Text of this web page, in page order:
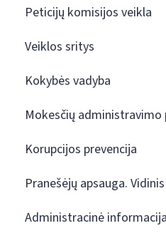
Peticijų komisijos veikla
Veiklos sritys
Kokybės vadyba
Mokesčių administravimo
Korupcijos prevencija
Pranešėjų apsauga.
Administracinė informacija